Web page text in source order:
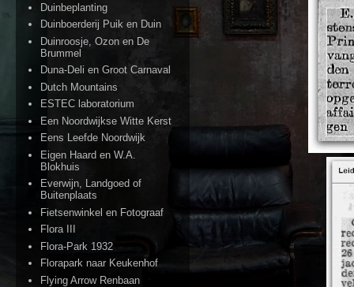
Duinbeplanting
Duinboerderij Puik en Duin
Duinroosje, Ozon en De
Brummel
Duna-Deli en Groot Carnaval
Dutch Mountains
ESTEC laboratorium
Een Noordwijkse Witte Kerst
Eens Leefde Noordwijk
Eigen Haard en W.A.
Blokhuis
Everwijn, Landgoed of
Buitenplaats
Fietsenwinkel en Fotograaf
Flora III
Flora-Park 1932
Florapark naar Keukenhof
Flying Arrow Renbaan